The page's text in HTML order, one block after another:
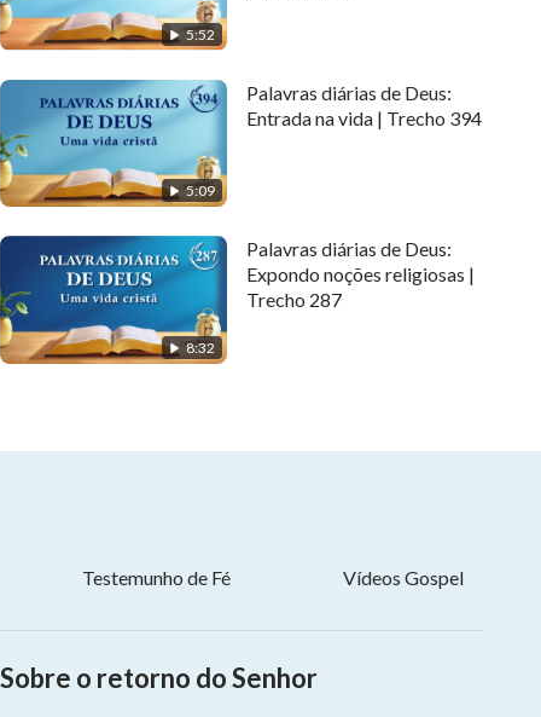
5:52
5:09
Palavras diárias de Deus:
Entrada na vida | Trecho 394
8:32
Palavras diárias de Deus:
Expondo noções religiosas |
Trecho 287
Testemunho de Fé Vídeos Gospel
Sobre o retorno do Senhor